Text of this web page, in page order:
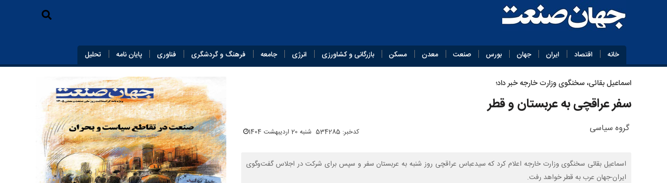
خانه اقتصاد ایران جهان بورس صنعت معدن مسکن بازرگانی و کشاورزی انرژی جامعه فرهنگ و گردشگری فناوری پایان‌ نامه تحلیل
اسماعیل بقائی، سخنگوی وزارت خارجه خبر داد؛
سفر عراقچی به عربستان و قطر
گروه سیاسی کدخبر: 534285 شنبه 20 اردیبهشت 1404
اسماعیل بقائی سخنگوی وزارت خارجه اعلام کرد که سیدعباس عراقچی روز شنبه به عربستان سفر و سپس برای شرکت در اجلاس گفت‌وگوی
ایران-جهان عرب به قطر خواهد رفت.